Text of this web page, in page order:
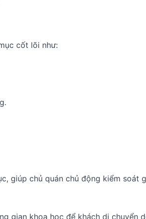
cốt lõi như:
giúp chủ quán chủ động kiểm soát
khoa học để khách di chuyển